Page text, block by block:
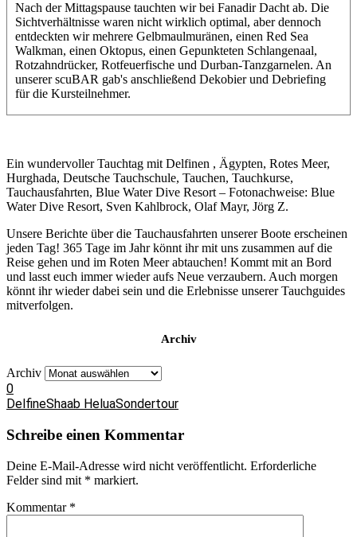
Nach der Mittagspause tauchten wir bei Fanadir Dacht ab. Die
Sichtverhältnisse waren nicht wirklich optimal, aber dennoch
entdeckten wir mehrere Gelbmaulmuränen, einen Red Sea
Walkman, einen Oktopus, einen Gepunkteten Schlangenaal,
Rotzahndrücker, Rotfeuerfische und Durban-Tanzgarnelen. An
unserer scuBAR gab's anschließend Dekobier und Debriefing
für die Kursteilnehmer.
Ein wundervoller Tauchtag mit Delfinen , Ägypten, Rotes Meer,
Hurghada, Deutsche Tauchschule, Tauchen, Tauchkurse,
Tauchausfahrten, Blue Water Dive Resort – Fotonachweise: Blue
Water Dive Resort, Sven Kahlbrock, Olaf Mayr, Jörg Z.
Unsere Berichte über die Tauchausfahrten unserer Boote erscheinen
jeden Tag! 365 Tage im Jahr könnt ihr mit uns zusammen auf die
Reise gehen und im Roten Meer abtauchen! Kommt mit an Bord
und lasst euch immer wieder aufs Neue verzaubern. Auch morgen
könnt ihr wieder dabei sein und die Erlebnisse unserer Tauchguides
mitverfolgen.
Archiv
Archiv
0
DelfineShaab HeluaSondertour
Schreibe einen Kommentar
Deine E-Mail-Adresse wird nicht veröffentlicht. Erforderliche
Felder sind mit * markiert.
Kommentar *